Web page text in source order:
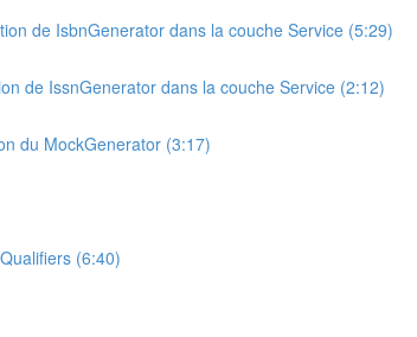
de IsbnGenerator dans la couche Service (5:29)
de IssnGenerator dans la couche Service (2:12)
du MockGenerator (3:17)
(6:40)